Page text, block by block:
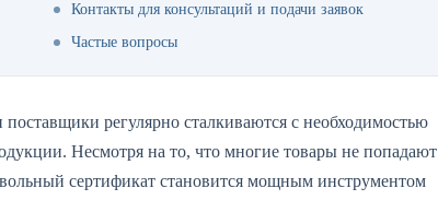
Контакты для консультаций и подачи заявок
Частые вопросы
регулярно сталкиваются с необходимостью
Несмотря на то, что многие товары не попадают
сертификат становится мощным инструментом